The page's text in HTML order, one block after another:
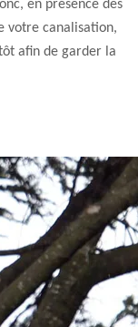
en présence des
votre canalisation,
afin de garder la